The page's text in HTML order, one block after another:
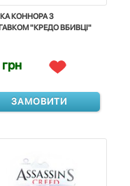
КОННОРА З
"КРЕДО ВБИВЦІ"
ЗАМОВИТИ